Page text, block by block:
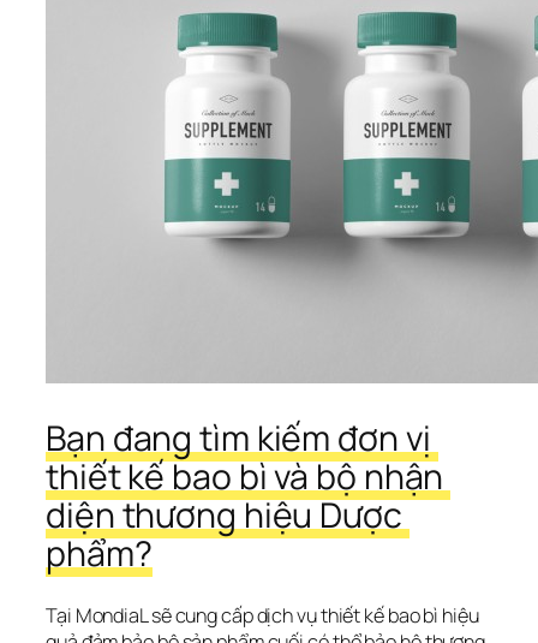
Bạn đang tìm kiếm đơn vị
thiết kế bao bì và bộ nhận
diện thương hiệu Dược
phẩm?
Tại MondiaL sẽ cung cấp dịch vụ thiết kế bao bì hiệu